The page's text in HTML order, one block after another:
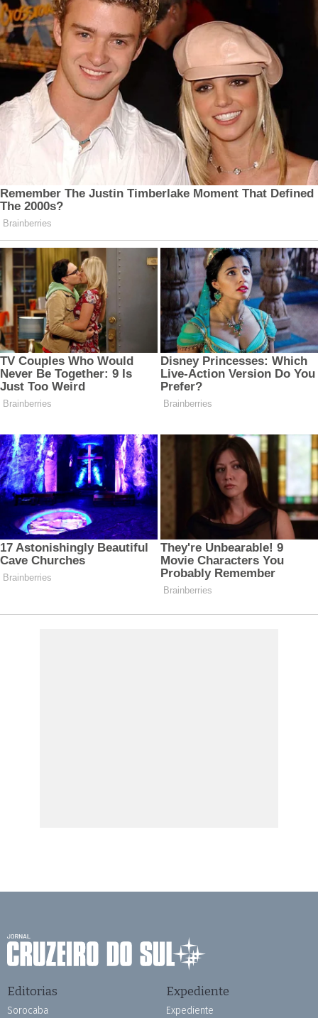
Editorias
Sorocaba
Expediente
Expediente